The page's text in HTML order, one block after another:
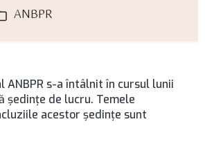
ANBPR
ANBPR s-a întâlnit în cursul lunii
şedinţe de lucru. Temele
acestor şedinţe sunt